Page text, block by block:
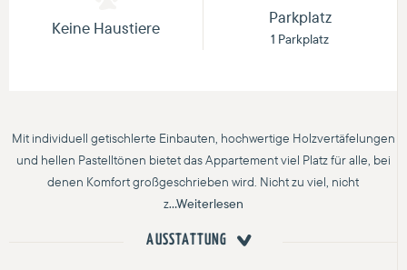
Keine Haustiere
Parkplatz
1 Parkplatz
Mit individuell getischlerte Einbauten, hochwertige Holzvertäfelungen
und hellen Pastelltönen bietet das Appartement viel Platz für alle, bei
denen Komfort großgeschrieben wird. Nicht zu viel, nicht
z...Weiterlesen
AUSSTATTUNG